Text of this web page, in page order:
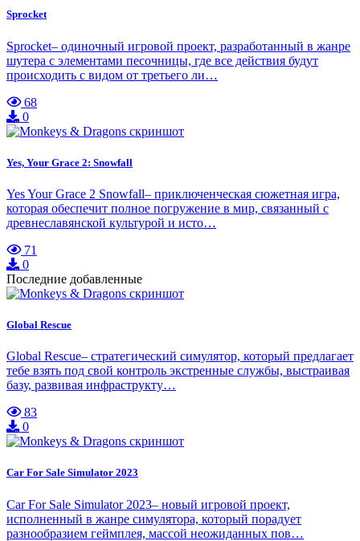
Sprocket
Sprocket– одиночный игровой проект, разработанный в жанре
шутера с элементами песочницы, где все действия будут
происходить с видом от третьего ли…
68
0
Yes, Your Grace 2: Snowfall
Yes Your Grace 2 Snowfall– приключенческая сюжетная игра,
которая обеспечит полное погружение в мир, связанный с
древнеславянской культурой и исто…
71
0
Последние добавленные
Global Rescue
Global Rescue– стратегический симулятор, который предлагает
тебе взять под свой контроль экстренные службы, выстраивая
базу, развивая инфраструкту…
83
0
Car For Sale Simulator 2023
Car For Sale Simulator 2023– новый игровой проект,
исполненный в жанре симулятора, который порадует
разнообразием геймплея, массой неожиданных пов…